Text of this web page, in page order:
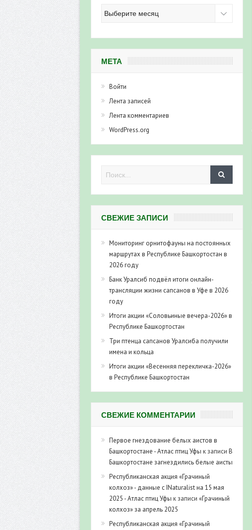
новостей
МЕТА
Войти
Лента записей
Лента комментариев
WordPress.org
СВЕЖИЕ ЗАПИСИ
Мониторинг орнитофауны на постоянных
маршрутах в Республике Башкортостан в
2026 году
Банк Уралсиб подвёл итоги онлайн-
трансляции жизни сапсанов в Уфе в 2026
году
Итоги акции «Соловьиные вечера-2026» в
Республике Башкортостан
Три птенца сапсанов Уралсиба получили
имена и кольца
Итоги акции «Весенняя перекличка-2026»
в Республике Башкортостан
СВЕЖИЕ КОММЕНТАРИИ
Первое гнездование белых аистов в
Башкортостане - Атлас птиц Уфы к записи В
Башкортостане загнездились белые аисты
Республиканская акция «Грачиный
колхоз» - данные с INaturalist на 15 мая
2025 - Атлас птиц Уфы к записи «Грачиный
колхоз» за апрель 2025
Республиканская акция «Грачиный